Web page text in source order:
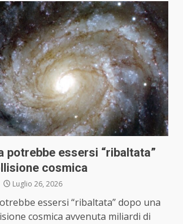
potrebbe essersi “ribaltata”
cosmica
Luglio 26, 2026
essersi “ribaltata” dopo una
cosmica avvenuta miliardi di